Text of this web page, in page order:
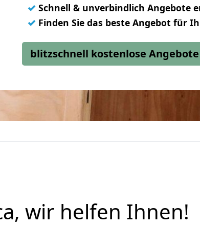
✓ Schnell & unverbindlich Angebote
✓ Finden Sie das beste Angebot für
blitzschnell kostenlose
wir helfen Ihnen!